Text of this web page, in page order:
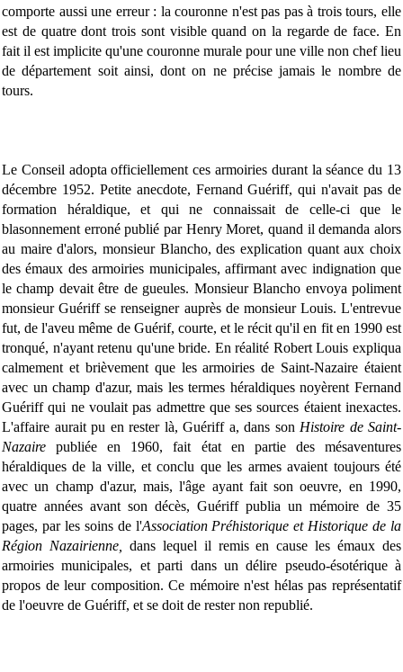
comporte aussi une erreur : la couronne n'est pas pas à trois tours, elle
est de quatre dont trois sont visible quand on la regarde de face. En
fait il est implicite qu'une couronne murale pour une ville non chef lieu
de département soit ainsi, dont on ne précise jamais le nombre de
tours.
Le Conseil adopta officiellement ces armoiries durant la séance du 13
décembre 1952. Petite anecdote, Fernand Guériff, qui n'avait pas de
formation héraldique, et qui ne connaissait de celle-ci que le
blasonnement erroné publié par Henry Moret, quand il demanda alors
au maire d'alors, monsieur Blancho, des explication quant aux choix
des émaux des armoiries municipales, affirmant avec indignation que
le champ devait être de gueules. Monsieur Blancho envoya poliment
monsieur Guériff se renseigner auprès de monsieur Louis. L'entrevue
fut, de l'aveu même de Guérif, courte, et le récit qu'il en fit en 1990 est
tronqué, n'ayant retenu qu'une bride. En réalité Robert Louis expliqua
calmement et brièvement que les armoiries de Saint-Nazaire étaient
avec un champ d'azur, mais les termes héraldiques noyèrent Fernand
Guériff qui ne voulait pas admettre que ses sources étaient inexactes.
L'affaire aurait pu en rester là, Guériff a, dans son Histoire de Saint-
Nazairepubliée en 1960, fait état en partie des mésaventures
héraldiques de la ville, et conclu que les armes avaient toujours été
avec un champ d'azur, mais, l'âge ayant fait son oeuvre, en 1990,
quatre années avant son décès, Guériff publia un mémoire de 35
pages, par les soins de l'Association Préhistorique et Historique de la
Région Nazairienne, dans lequel il remis en cause les émaux des
armoiries municipales, et parti dans un délire pseudo-ésotérique à
propos de leur composition. Ce mémoire n'est hélas pas représentatif
de l'oeuvre de Guériff, et se doit de rester non republié.